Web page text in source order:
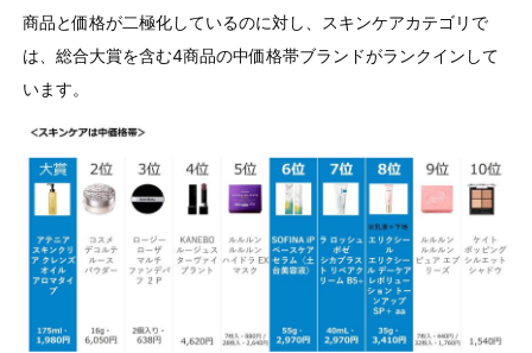
商品と価格が二極化しているのに対し、スキンケアカテゴリで
は、総合大賞を含む4商品の中価格帯ブランドがランクインして
います。